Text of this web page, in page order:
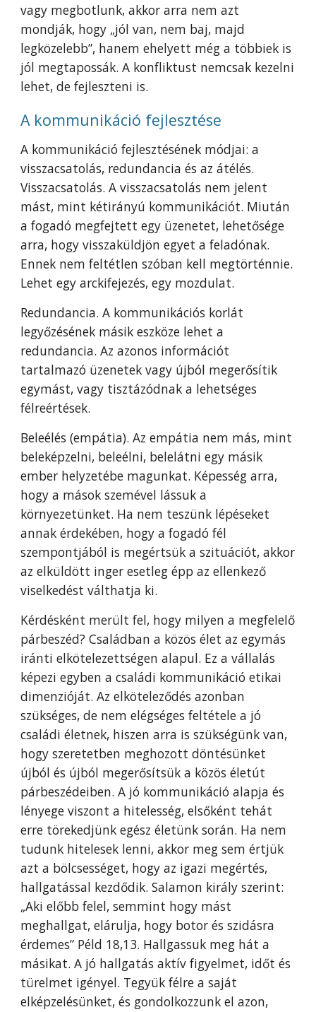
vagy megbotlunk, akkor arra nem azt
mondják, hogy „jól van, nem baj, majd
legközelebb”, hanem ehelyett még a többiek is
jól megtapossák. A konfliktust nemcsak kezelni
lehet, de fejleszteni is.
A kommunikáció fejlesztése
A kommunikáció fejlesztésének módjai: a
visszacsatolás, redundancia és az átélés.
Visszacsatolás. A visszacsatolás nem jelent
mást, mint kétirányú kommunikációt. Miután
a fogadó megfejtett egy üzenetet, lehetősége
arra, hogy visszaküldjön egyet a feladónak.
Ennek nem feltétlen szóban kell megtörténnie.
Lehet egy arckifejezés, egy mozdulat.
Redundancia. A kommunikációs korlát
legyőzésének másik eszköze lehet a
redundancia. Az azonos információt
tartalmazó üzenetek vagy újból megerősítik
egymást, vagy tisztázódnak a lehetséges
félreértések.
Beleélés (empátia). Az empátia nem más, mint
beleképzelni, beleélni, belelátni egy másik
ember helyzetébe magunkat. Képesség arra,
hogy a mások szemével lássuk a
környezetünket. Ha nem teszünk lépéseket
annak érdekében, hogy a fogadó fél
szempontjából is megértsük a szituációt, akkor
az elküldött inger esetleg épp az ellenkező
viselkedést válthatja ki.
Kérdésként merült fel, hogy milyen a megfelelő
párbeszéd? Családban a közös élet az egymás
iránti elkötelezettségen alapul. Ez a vállalás
képezi egyben a családi kommunikáció etikai
dimenzióját. Az elköteleződés azonban
szükséges, de nem elégséges feltétele a jó
családi életnek, hiszen arra is szükségünk van,
hogy szeretetben meghozott döntésünket
újból és újból megerősítsük a közös életút
párbeszédeiben. A jó kommunikáció alapja és
lényege viszont a hitelesség, elsőként tehát
erre törekedjünk egész életünk során. Ha nem
tudunk hitelesek lenni, akkor meg sem értjük
azt a bölcsességet, hogy az igazi megértés,
hallgatással kezdődik. Salamon király szerint:
„Aki előbb felel, semmint hogy mást
meghallgat, elárulja, hogy botor és szidásra
érdemes” Péld 18,13. Hallgassuk meg hát a
másikat. A jó hallgatás aktív figyelmet, időt és
türelmet igényel. Tegyük félre a saját
elképzelésünket, és gondolkozzunk el azon,